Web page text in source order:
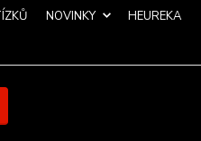
NOVINKY
HEUREKA